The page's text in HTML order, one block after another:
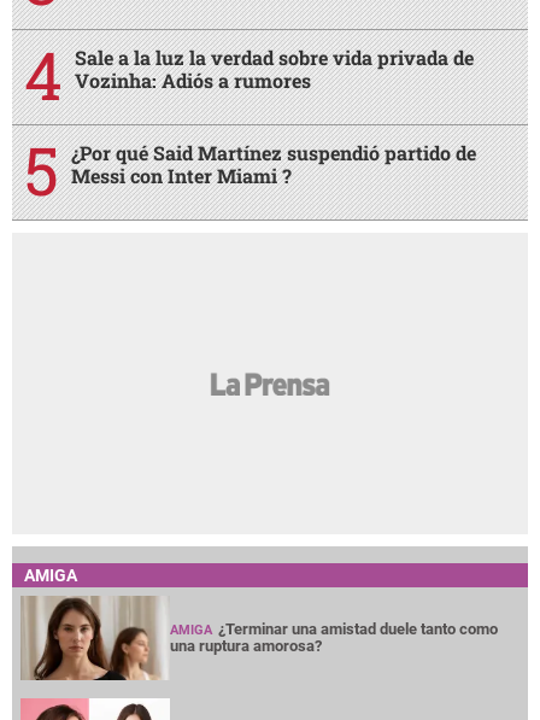
Sale a la luz la verdad sobre vida privada de
Vozinha: Adiós a rumores
¿Por qué Said Martínez suspendió partido de
Messi con Inter Miami ?
AMIGA
AMIGA ¿Terminar una amistad duele tanto como
una ruptura amorosa?